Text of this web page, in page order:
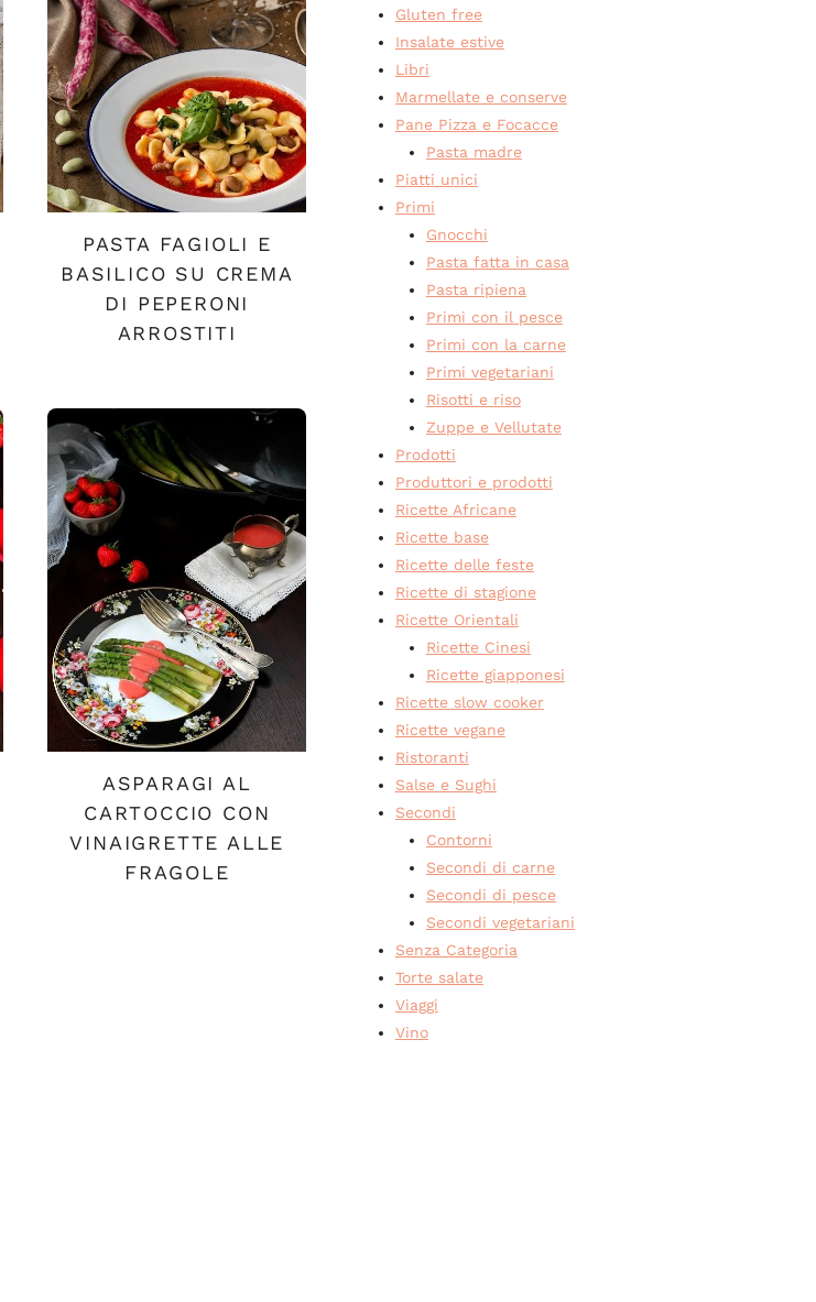
PASTA FAGIOLI E
BASILICO SU CREMA
DI PEPERONI
ARROSTITI
ASPARAGI AL
CARTOCCIO CON
VINAIGRETTE ALLE
FRAGOLE
Gluten free
Insalate estive
Libri
Marmellate e conserve
Pane Pizza e Focacce
Pasta madre
Piatti unici
Primi
Gnocchi
Pasta fatta in casa
Pasta ripiena
Primi con il pesce
Primi con la carne
Primi vegetariani
Risotti e riso
Zuppe e Vellutate
Prodotti
Produttori e prodotti
Ricette Africane
Ricette base
Ricette delle feste
Ricette di stagione
Ricette Orientali
Ricette Cinesi
Ricette giapponesi
Ricette slow cooker
Ricette vegane
Ristoranti
Salse e Sughi
Secondi
Contorni
Secondi di carne
Secondi di pesce
Secondi vegetariani
Senza Categoria
Torte salate
Viaggi
Vino